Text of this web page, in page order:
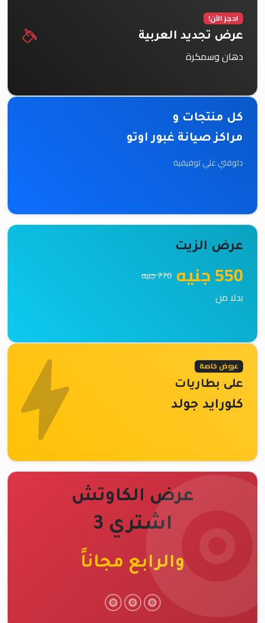
احجز الآن!
عرض تجديد العربية
دهان وسمكرة
كل منتجات و
مراكز صيانة غبور اوتو
دلوقتي علي توفيقية
عرض الزيت
550 جنيه 770 جنيه
بدلا من
عروض خاصة
على بطاريات
كلورايد جولد
عرض الكاوتش
اشتري 3
والرابع مجاناً